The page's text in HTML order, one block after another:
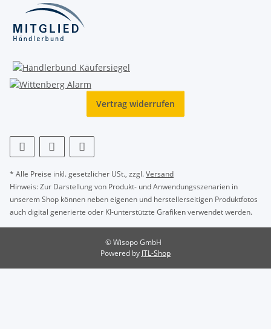
Vertrag widerrufen
* Alle Preise inkl. gesetzlicher USt., zzgl.Versand
Hinweis: Zur Darstellung von Produkt- und Anwendungsszenarien in
unserem Shop können neben eigenen und herstellerseitigen Produktfotos
auch digital generierte oder KI-unterstützte Grafiken verwendet werden.
© Wisopo GmbH
Powered by JTL-Shop